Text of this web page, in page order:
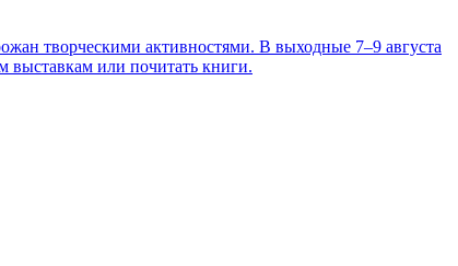
творческими активностями. В выходные 7–9 августа
выставкам или почитать книги.